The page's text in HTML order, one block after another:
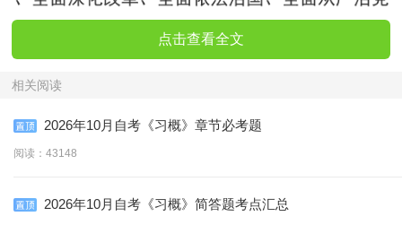
点击查看全文
相关阅读
2026年10月自考《习概》章节必考题
阅读：43148
2026年10月自考《习概》简答题考点汇总